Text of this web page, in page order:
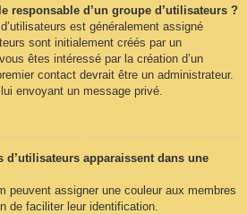
responsable d’un groupe d’utilisateurs ?
est généralement assigné
sont initialement créés par un
êtes intéressé par la création d’un
contact devrait être un administrateur.
envoyant un message privé.
d’utilisateurs apparaissent dans une
peuvent assigner une couleur aux membres
de faciliter leur identification.